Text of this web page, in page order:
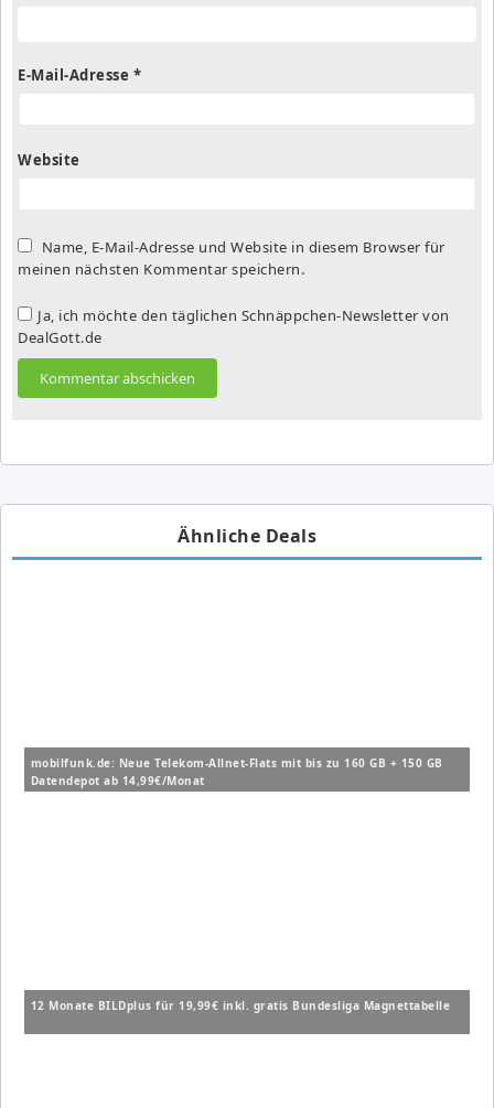
E-Mail-Adresse *
Website
Name, E-Mail-Adresse und Website in diesem Browser für
meinen nächsten Kommentar speichern.
Ja, ich möchte den täglichen Schnäppchen-Newsletter von
DealGott.de
Ähnliche Deals
mobilfunk.de: Neue Telekom-Allnet-Flats mit bis zu 160 GB + 150 GB
Datendepot ab 14,99€/Monat
12 Monate BILDplus für 19,99€ inkl. gratis Bundesliga Magnettabelle